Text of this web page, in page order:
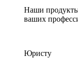
Наши
ваших
Юристу